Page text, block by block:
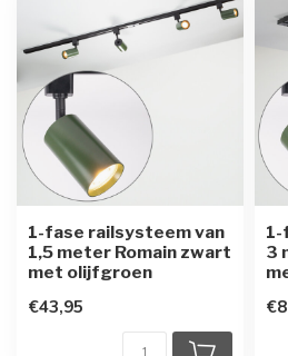
1-fase railsysteem van
1,5 meter Romain zwart
met olijfgroen
€43,95
1-
3